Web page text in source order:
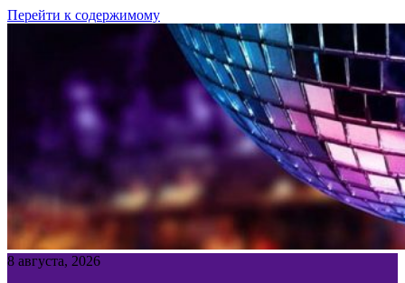
Перейти к содержимому
8 августа, 2026